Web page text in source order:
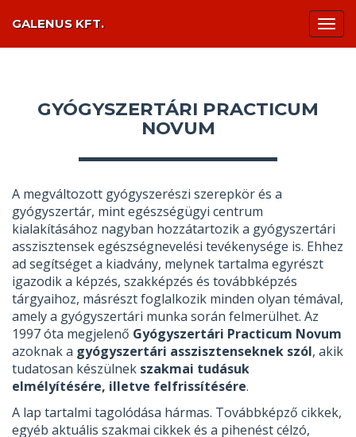
GALENUS KFT.
GYÓGYSZERTÁRI PRACTICUM
NOVUM
A megváltozott gyógyszerészi szerepkör és a
gyógyszertár, mint egészségügyi centrum
kialakításához nagyban hozzátartozik a gyógyszertári
asszisztensek egészségnevelési tevékenysége is. Ehhez
ad segítséget a kiadvány, melynek tartalma egyrészt
igazodik a képzés, szakképzés és továbbképzés
tárgyaihoz, másrészt foglalkozik minden olyan témával,
amely a gyógyszertári munka során felmerülhet. Az
1997 óta megjelenő Gyógyszertári Practicum Novum
azoknak a gyógyszertári asszisztenseknek szól, akik
tudatosan készülnek szakmai tudásuk
elmélyítésére, illetve felfrissítésére.
A lap tartalmi tagolódása hármas. Továbbképző cikkek,
egyéb aktuális szakmai cikkek és a pihenést célzó,